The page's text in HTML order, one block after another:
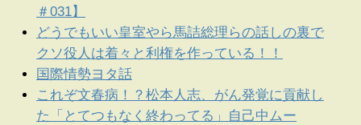
＃031】
どうでもいい皇室やら馬詰総理らの話しの裏で
クソ役人は着々と利権を作っている！！
国際情勢ヨタ話
これぞ文春病！？松本人志、がん発覚に貢献し
た「とてつもなく終わってる」自己中ムー